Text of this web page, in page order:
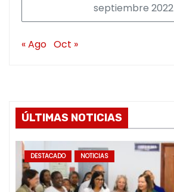
septiembre 2022
« Ago Oct »
ÚLTIMAS NOTICIAS
DESTACADO NOTICIAS